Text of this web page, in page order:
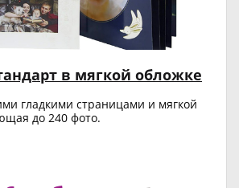
в мягкой обложке
гладкими страницами и мягкой
до 240 фото.